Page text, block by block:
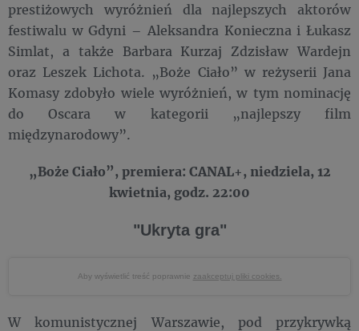
prestiżowych wyróżnień dla najlepszych aktorów
festiwalu w Gdyni – Aleksandra Konieczna i Łukasz
Simlat, a także Barbara Kurzaj Zdzisław Wardejn
oraz Leszek Lichota. „Boże Ciało” w reżyserii Jana
Komasy zdobyło wiele wyróżnień, w tym nominację
do Oscara w kategorii „najlepszy film
międzynarodowy”.
„Boże Ciało”, premiera: CANAL+, niedziela, 12
kwietnia, godz. 22:00
"Ukryta gra"
Aby wyświetlić treść poprawnie zaakceptuj pliki cookies.
W komunistycznej Warszawie, pod przykrywką